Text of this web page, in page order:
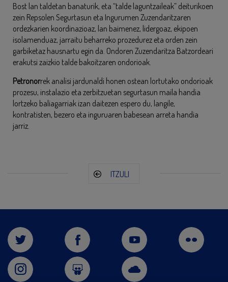
Bost lan taldetan banaturik, eta “talde laguntzaileak” deiturikoen
zein Repsolen Segurtasun eta Ingurumen Zuzendaritzaren
ordezkarien koordinazioaz, lan baimenez, lidergoaz, ekipoen
isolamenduaz, jarraitu beharreko prozedurez eta orden zein
garbiketaz hausnartu egin da. Ondoren Zuzendaritza Batzordeari
erakutsi zaizkio talde bakoitzaren ondorioak.
Petronorrek analisi jardunaldi honen ostean lortutako ondorioak
prozesu, instalazio eta zerbitzuetan segurtasun maila handia
lortzeko baliagarriak izan daitezen espero du, langile,
kontratisten, bezero eta inguruaren babesean arreta handia
jarriz.
ITZULI